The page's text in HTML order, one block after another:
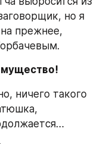
но я
прежнее,
ничего такого